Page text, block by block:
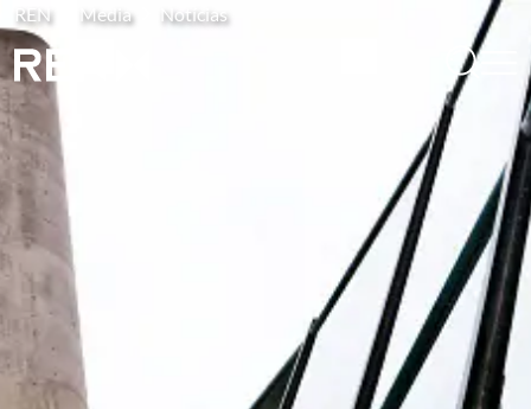
REN Media Notícias